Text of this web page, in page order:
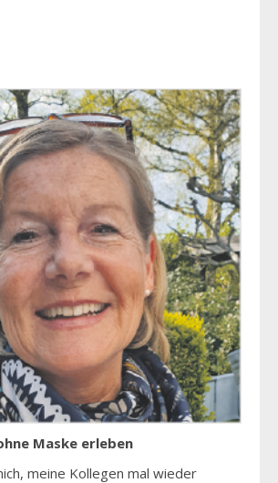
Maske erleben
meine Kollegen mal wieder